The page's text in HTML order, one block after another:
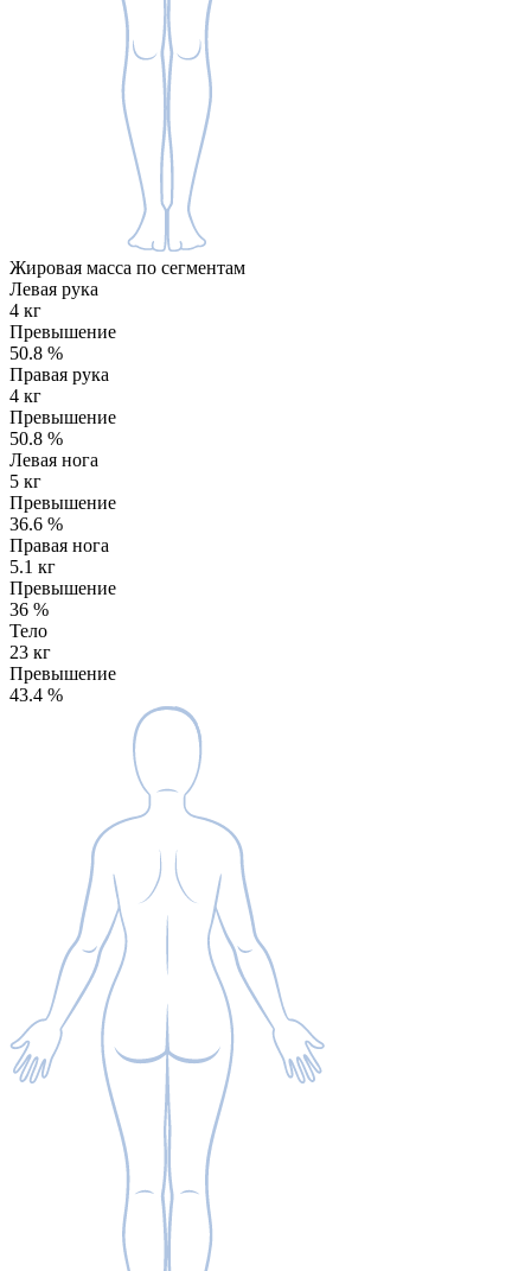
Жировая масса по сегментам
Левая рука
4 кг
Превышение
50.8 %
Правая рука
4 кг
Превышение
50.8 %
Левая нога
5 кг
Превышение
36.6 %
Правая нога
5.1 кг
Превышение
36 %
Тело
23 кг
Превышение
43.4 %